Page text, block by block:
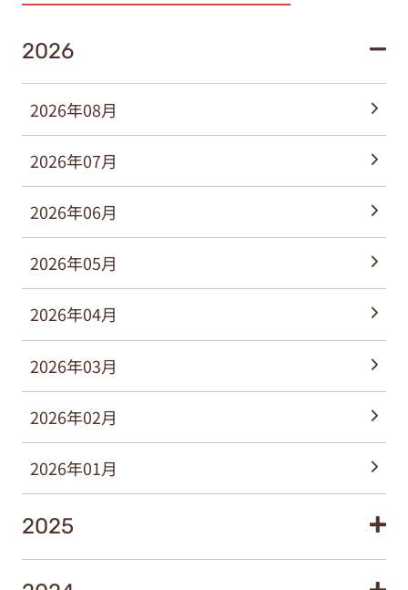
2026
2026年08月
2026年07月
2026年06月
2026年05月
2026年04月
2026年03月
2026年02月
2026年01月
2025